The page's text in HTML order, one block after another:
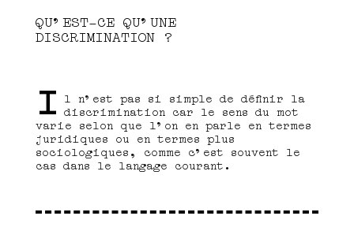
QU’EST-CE QU’UNE
DISCRIMINATION ?
I
l n’est pas si simple de définir la
discrimination car le sens du mot
varie selon que l’on en parle en termes
juridiques ou en termes plus
sociologiques, comme c’est souvent le
cas dans le langage courant.